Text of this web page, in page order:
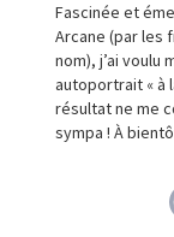
Fascinée et
Arcane (par les
nom), j’ai voulu
autoportrait « à
résultat ne me
sympa ! À